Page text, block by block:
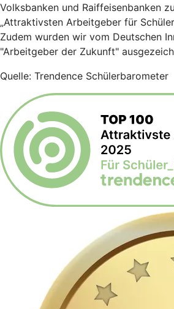
Volksbanken und Raiffeisenbanken
„Attraktivsten Arbeitgeber für
Zudem wurden wir vom Deutschen
"Arbeitgeber der Zukunft"
Quelle: Trendence Schülerbarometer